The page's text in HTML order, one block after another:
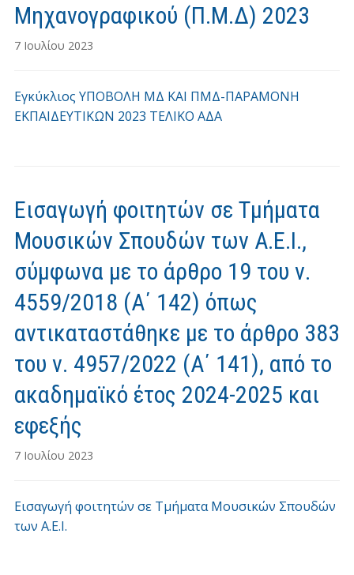
Μηχανογραφικού (Π.Μ.Δ) 2023
7 Ιουλίου 2023
Εγκύκλιος ΥΠΟΒΟΛΗ ΜΔ ΚΑΙ ΠΜΔ-ΠΑΡΑΜΟΝΗ
ΕΚΠΑΙΔΕΥΤΙΚΩΝ 2023 ΤΕΛΙΚΟ ΑΔΑ
Εισαγωγή φοιτητών σε Τμήματα
Μουσικών Σπουδών των Α.Ε.Ι.,
σύμφωνα με το άρθρο 19 του ν.
4559/2018 (Α΄ 142) όπως
αντικαταστάθηκε με το άρθρο 383
του ν. 4957/2022 (Α΄ 141), από το
ακαδημαϊκό έτος 2024-2025 και
εφεξής
7 Ιουλίου 2023
Εισαγωγή φοιτητών σε Τμήματα Μουσικών Σπουδών
των Α.Ε.Ι.